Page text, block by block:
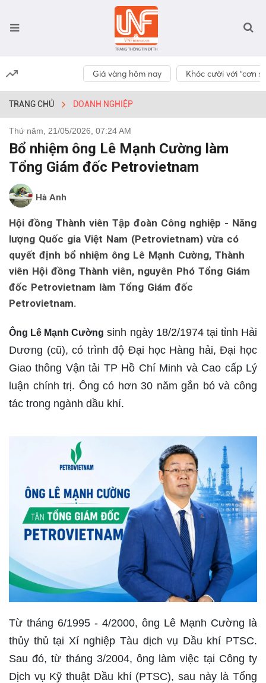
Giá vàng hôm nay Khóc cười với “cơn
TRANG CHỦ DOANH NGHIỆP
Thứ năm, 21/05/2026, 07:24 AM
Bổ nhiệm ông Lê Mạnh Cường làm
Tổng Giám đốc Petrovietnam
Hà Anh
Hội đồng Thành viên Tập đoàn Công nghiệp - Năng
lượng Quốc gia Việt Nam (Petrovietnam) vừa có
quyết định bổ nhiệm ông Lê Mạnh Cường, Thành
viên Hội đồng Thành viên, nguyên Phó Tổng Giám
đốc Petrovietnam làm Tổng Giám đốc
Petrovietnam.
Ông Lê Mạnh Cường sinh ngày 18/2/1974 tại tỉnh Hải
Dương (cũ), có trình độ Đại học Hàng hải, Đại học
Giao thông Vận tải TP Hồ Chí Minh và Cao cấp Lý
luận chính trị. Ông có hơn 30 năm gắn bó và công
tác trong ngành dầu khí.
Từ tháng 6/1995 - 4/2000, ông Lê Mạnh Cường là
thủy thủ tại Xí nghiệp Tàu dịch vụ Dầu khí PTSC.
Sau đó, từ tháng 3/2004, ông làm việc tại Công ty
Dịch vụ Kỹ thuật Dầu khí (PTSC), sau này là Tổng